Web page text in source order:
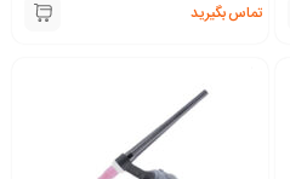
تماس بگیرید